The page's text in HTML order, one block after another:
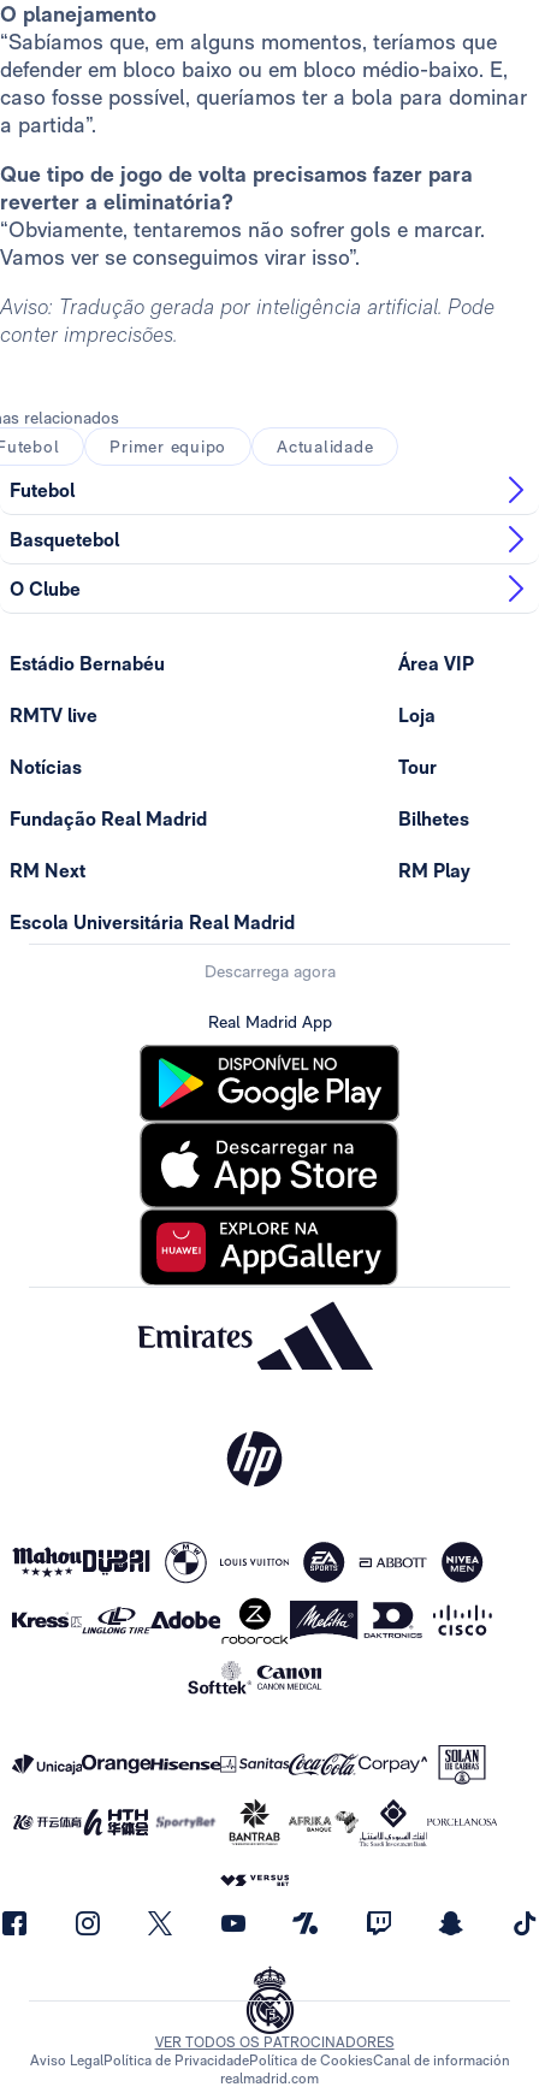
O planejamento
“Sabíamos que, em alguns momentos, teríamos que
defender em bloco baixo ou em bloco médio-baixo. E,
caso fosse possível, queríamos ter a bola para dominar
a partida”.
Que tipo de jogo de volta precisamos fazer para
reverter a eliminatória?
“Obviamente, tentaremos não sofrer gols e marcar.
Vamos ver se conseguimos virar isso”.
Aviso: Tradução gerada por inteligência artificial. Pode
conter imprecisões.
relacionados
Primer equipo Actualidade
Futebol
Basquetebol
O Clube
Estádio Bernabéu
RMTV live
Notícias
Fundação Real Madrid
RM Next
Escola Universitária Real Madrid
Área VIP
Loja
Tour
Bilhetes
RM Play
Descarrega agora
Real Madrid App
VER TODOS OS PATROCINADORES
Aviso LegalPolítica de PrivacidadePolítica de CookiesCanal de información
realmadrid.com